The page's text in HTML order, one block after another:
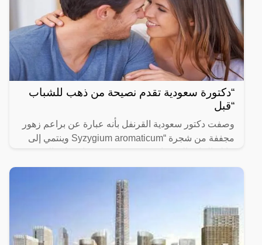
“دكتورة سعودية تقدم نصيحة من ذهب للشباب
“قبل
وصفت دكتور سعودية القرنفل بأنه عبارة عن براعم زهور
مجففة من شجرة “Syzygium aromaticum وينتمي إلى
ينمو في